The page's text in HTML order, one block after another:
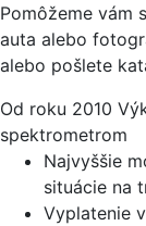
Pomôžeme vám
auta alebo
alebo pošlete
Od roku 2010
spektrometrom
Najvyššie
situácie na
Vyplatenie